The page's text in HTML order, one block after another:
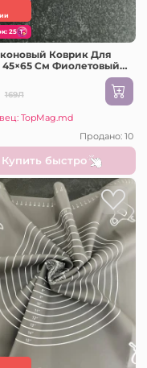
25
Коврик Для
См Фиолетовый
169Л
TopMag.md
Продано: 10
Купить быстро